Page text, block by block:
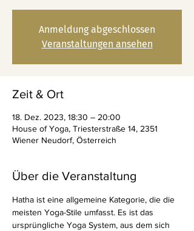
Anmeldung abgeschlossen
Veranstaltungen ansehen
Zeit & Ort
18. Dez. 2023, 18:30 – 20:00
House of Yoga, Triesterstraße 14, 2351
Wiener Neudorf, Österreich
Über die Veranstaltung
Hatha ist eine allgemeine Kategorie, die die
meisten Yoga-Stile umfasst. Es ist das
ursprüngliche Yoga System, aus dem sich